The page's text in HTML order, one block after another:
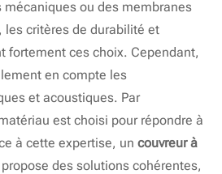
ou des membranes
les critères de durabilité et
fortement ces choix. Cependant,
en compte les
et acoustiques. Par
est choisi pour répondre à
à cette expertise, uncouvreur à
des solutions cohérentes,